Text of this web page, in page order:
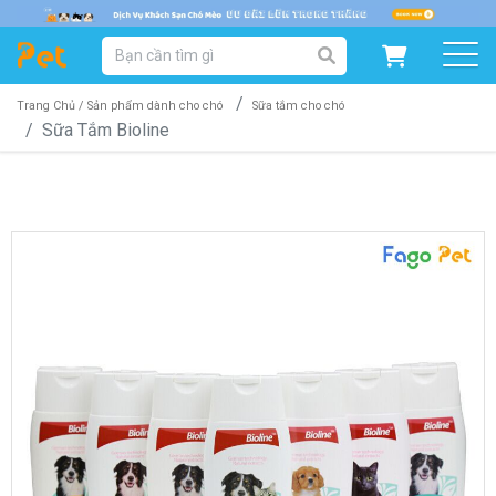
DANH MỤC SẢN PHẨM
SẢN PHẨM DÀNH CHO MÈO SẢN PHẨM DÀNH CHO CHÓ
Trang Chủ / Sản phẩm dành cho chó Sữa tắm cho chó
Sữa Tắm Bioline